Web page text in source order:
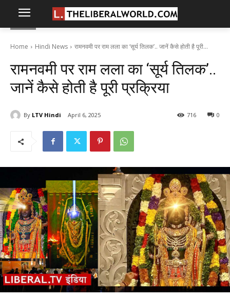
Home Hindi News रामनवमी पर राम लला का ‘सूर्य तिलक’.. जानें कैसे होती है पूरी...
रामनवमी पर राम लला का ‘सूर्य तिलक’..
जानें कैसे होती है पूरी प्रक्रिया
By LTV Hindi April 6, 2025 0
716